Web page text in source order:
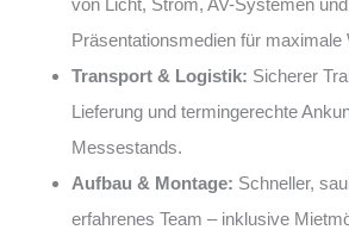
Präsentationsmedien für maximale
Transport & Logistik: Sicherer
Lieferung und termingerechte
Messestands.
Aufbau & Montage: Schneller,
erfahrenes Team – inklusive